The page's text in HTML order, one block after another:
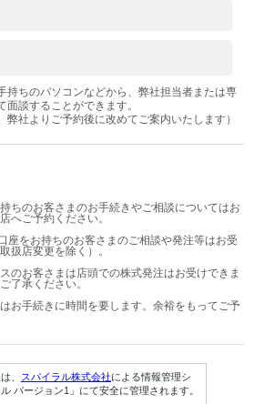
ちのパソコンなどから、弊社担当者または専
面談することができます。
弊社よりご予約後に改めてご案内いたします）
ちのお客さまのお手続きやご相談についてはお
へご予約ください。
座をお持ちのお客さまのご相談や発注等はお受
扱店変更を除く）。
のお客さまは店頭での株式発注はお受けできま
了承ください。
お手続きに時間を要します。余裕をもってご予
、 スパイラル株式会社による情報管理シ
バージョン1」にて安全に管理されます。